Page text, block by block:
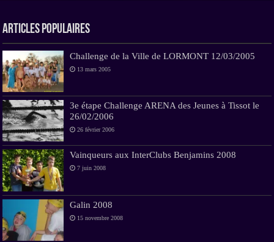
Articles Populaires
Challenge de la Ville de LORMONT 12/03/2005
13 mars 2005
3e étape Challenge ARENA des Jeunes à Tissot le
26/02/2006
26 février 2006
Vainqueurs aux InterClubs Benjamins 2008
7 juin 2008
Galin 2008
15 novembre 2008